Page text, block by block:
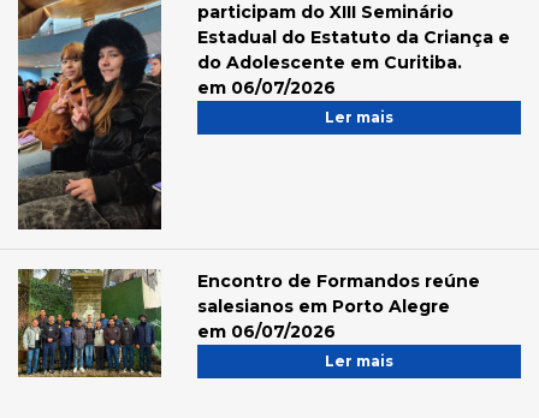
participam do XIII Seminário
Estadual do Estatuto da Criança e
do Adolescente em Curitiba.
em 06/07/2026
Ler mais
Encontro de Formandos reúne
salesianos em Porto Alegre
em 06/07/2026
Ler mais